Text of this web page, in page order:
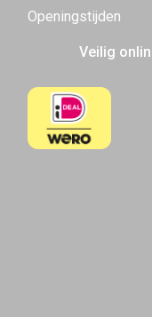
Openingstijden
Veilig